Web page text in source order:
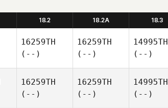
18.2 18.2A 18.3
16259TH
(--)
16259TH
(--)
14995TH
(--)
16259TH
(--)
16259TH
(--)
14995TH
(--)